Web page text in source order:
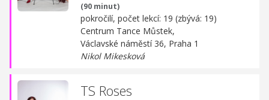
(90 minut)
pokročilí, počet lekcí: 19 (zbývá: 19)
Centrum Tance Můstek,
Václavské náměstí 36, Praha 1
Nikol Mikesková
TS Roses